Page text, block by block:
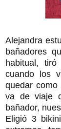
Alejandra
bañadores
habitual,
cuando los
quedar
va de viaje
bañador,
Eligió 3